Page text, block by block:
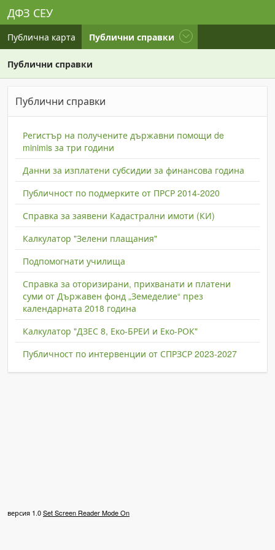
ДФЗ СЕУ
Публична карта Публични справки current
Публични справки
Публични справки
Регистър на получените държавни помощи de
minimis за три години
Данни за изплатени субсидии за финансова година
Публичност по подмерките от ПРСР 2014-2020
Справка за заявени Кадастрални имоти (КИ)
Калкулатор "Зелени плащания"
Подпомогнати училища
Справка за оторизирани, прихванати и платени
суми от Държавен фонд „Земеделие“ през
календарната 2018 година
Калкулатор "ДЗЕС 8, Еко-БРЕИ и Еко-РОК"
Публичност по интервенции от СПРЗСР 2023-2027
версия 1.0Set Screen Reader Mode On